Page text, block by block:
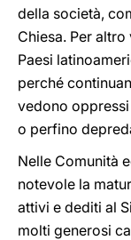
della società,
Chiesa. Per
Paesi
perché
vedono
o perfino
Nelle Comunità
notevole la
attivi e dediti al
molti generosi